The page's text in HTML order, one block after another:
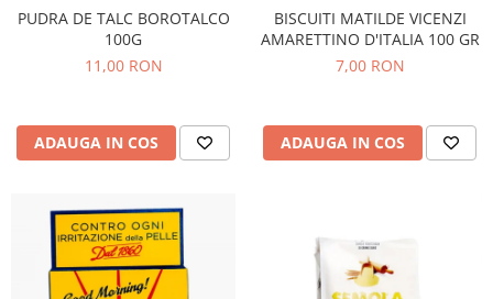
PUDRA DE TALC BOROTALCO
100G
11,00 RON
ADAUGA IN COS
BISCUITI MATILDE VICENZI
AMARETTINO D'ITALIA 100 GR
7,00 RON
ADAUGA IN COS